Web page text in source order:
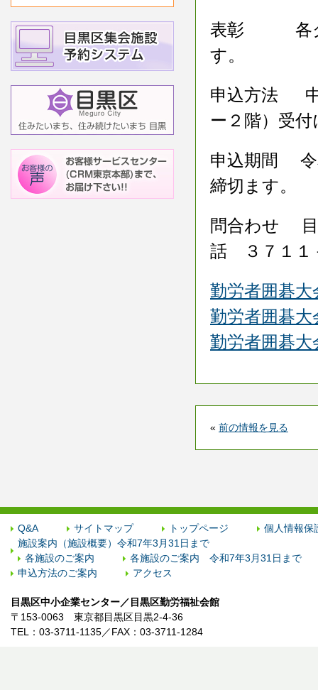
表彰 各ク
す。
申込方法 中
ー２階）受
申込期間 令
締切ます。
問合わせ 目
話 ３７１１
勤労者囲碁
勤労者囲碁
勤労者囲碁大
« 前の情報を見る
Q&A サイトマップ トップページ
個人情報保
施設案内（施設概要）令和7年3月31日まで
各施設のご案内
各施設のご案内 令和7年3月31日まで
申込方法のご案内
アクセス
目黒区中小企業センター／目黒区勤労福祉会館
〒153-0063 東京都目黒区目黒2-4-36
TEL：03-3711-1135／FAX：03-3711-1284